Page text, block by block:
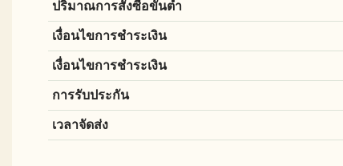
ปริมาณการสั่งซื้อขั้นต่ำ
เงื่อนไขการชำระเงิน
เงื่อนไขการชำระเงิน
การรับประกัน
เวลาจัดส่ง